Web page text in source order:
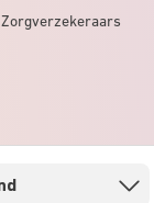
Zorgverzekeraars